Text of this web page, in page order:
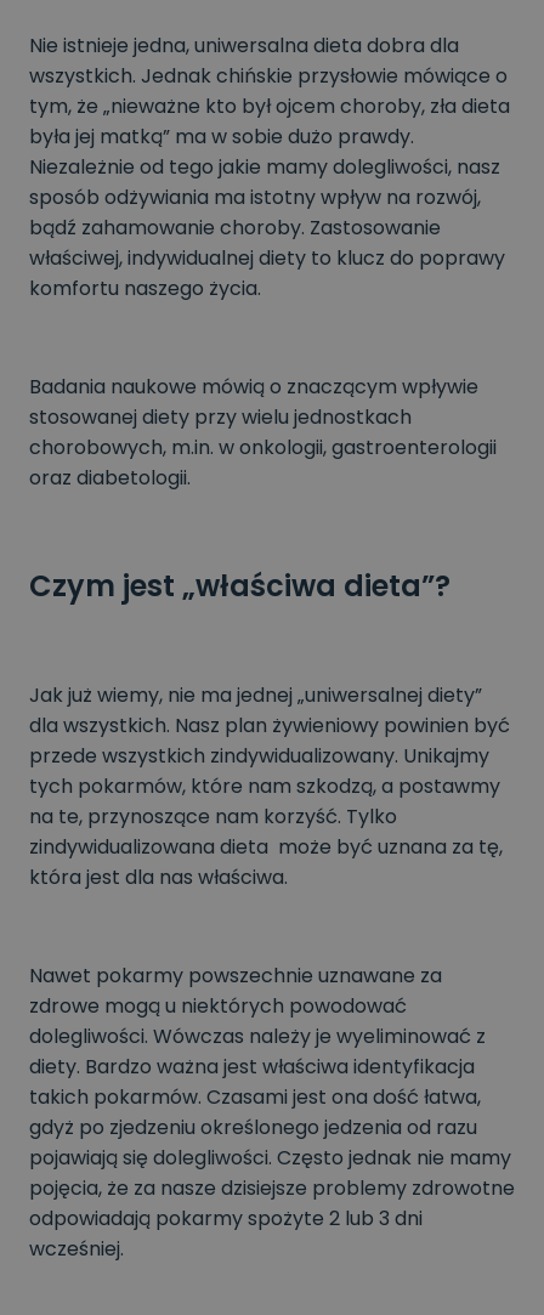
Nie istnieje jedna, uniwersalna dieta dobra dla
wszystkich. Jednak chińskie przysłowie mówiące o
tym, że „nieważne kto był ojcem choroby, zła dieta
była jej matką” ma w sobie dużo prawdy.
Niezależnie od tego jakie mamy dolegliwości, nasz
sposób odżywiania ma istotny wpływ na rozwój,
bądź zahamowanie choroby. Zastosowanie
właściwej, indywidualnej diety to klucz do poprawy
komfortu naszego życia.
Badania naukowe mówią o znaczącym wpływie
stosowanej diety przy wielu jednostkach
chorobowych, m.in. w onkologii, gastroenterologii
oraz diabetologii.
Czym jest „właściwa dieta”?
Jak już wiemy, nie ma jednej „uniwersalnej diety”
dla wszystkich. Nasz plan żywieniowy powinien być
przede wszystkich zindywidualizowany. Unikajmy
tych pokarmów, które nam szkodzą, a postawmy
na te, przynoszące nam korzyść. Tylko
zindywidualizowana dieta może być uznana za tę,
która jest dla nas właściwa.
Nawet pokarmy powszechnie uznawane za
zdrowe mogą u niektórych powodować
dolegliwości. Wówczas należy je wyeliminować z
diety. Bardzo ważna jest właściwa identyfikacja
takich pokarmów. Czasami jest ona dość łatwa,
gdyż po zjedzeniu określonego jedzenia od razu
pojawiają się dolegliwości. Często jednak nie mamy
pojęcia, że za nasze dzisiejsze problemy zdrowotne
odpowiadają pokarmy spożyte 2 lub 3 dni
wcześniej.